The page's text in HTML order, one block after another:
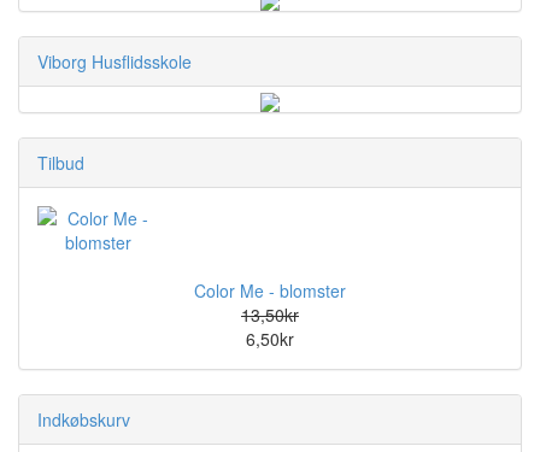
Viborg Husflidsskole
Tilbud
Color Me - blomster
13,50kr
6,50kr
Indkøbskurv